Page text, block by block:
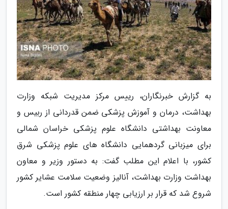
به گزارش خبرنگاران، رییس مرکز مدیریت شبکه وزارت
بهداشت، درمان و آموزش پزشکی ضمن قدردانی از ربیس و
معاونت بهداشتی دانشگاه علوم پزشکی خراسان شمالی
برای میزبانی گردهمایی دانشگاه های علوم پزشکی شرق
کشور، با اعلام این مطلب گفت: به دستور وزیر و معاون
بهداشت وزارت بهداشت، آنالیز وضعیت سلامت عشایر کشور
شروع شد که قرار بر ارزیابی چهار منطقه کشور است.